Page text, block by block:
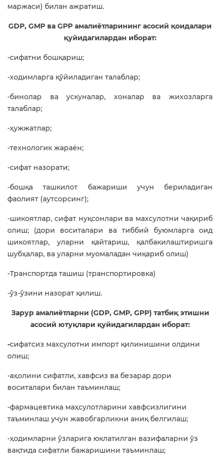
маржаси) билан ажратиш.
GDP, GМP ва GPP амалиётларининг асосий қоидалари
қуйидагилардан иборат:
-сифатни бошқариш;
-ходимларга қўйиладиган талаблар;
-бинолар ва ускуналар, хоналар ва жихозларга
талаблар;
-ҳужжатлар;
-технологик жараён;
-сифат назорати;
-бошқа ташкилот бажариши учун бериладиган
фаолият (аутсорсинг);
-шикоятлар, сифат нуқсонлари ва махсулотни чақириб
олиш; (дори воситалари ва тиббий буюмларга оид
шикоятлар, уларни қайтариш, қалбакилаштиришга
шубҳалар, ва уларни муомаладан чиқариб олиш)
-Транспортда ташиш (транспортировка)
-ўз-ўзини назорат қилиш.
Зарур амалиётларни (GDP, GMP, GPP) татбиқ этишни
асосий ютуқлари қуйидагилардан иборат:
-сифатсиз махсулотни импорт қилинишини олдини
олиш;
-аҳолини сифатли, хавфсиз ва безарар дори
воситалари билан таъминлаш;
-фармацевтика маҳсулотларини хавфсизлигини
таъминлаш учун жавобгарликни аниқ белгилаш;
-ҳодимларни ўзларига юклатилган вазифаларни ўз
вақтида сифатли бажаришини таъминлаш;